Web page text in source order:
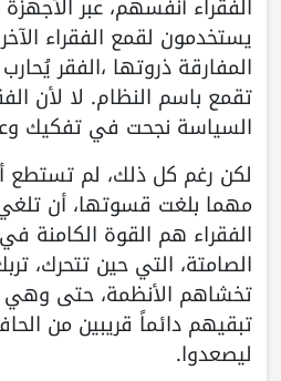
يستخدمون لقمع الفقراء
المفارقة ذروتها ،الفقر يُحارب
تقمع باسم النظام. لا لأن
السياسة نجحت في تفكيك
لكن رغم كل ذلك، لم
مهما بلغت قسوتها، أن
الفقراء هم القوة الكامنة في
الصامتة، التي حين تتحرك،
تخشاهم الأنظمة، حتى وهي
تبقيهم دائماً قريبين من
ليصعدوا.